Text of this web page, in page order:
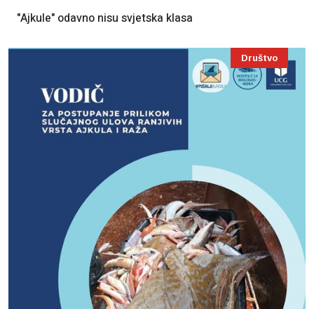
"Ajkule" odavno nisu svjetska klasa
Društvo